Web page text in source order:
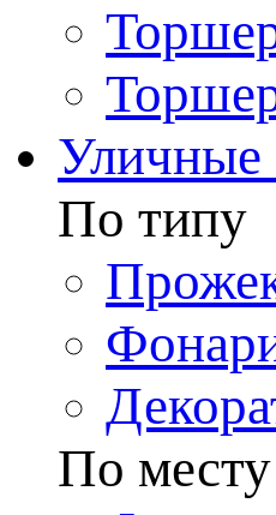
Уличные
По типу
По месту